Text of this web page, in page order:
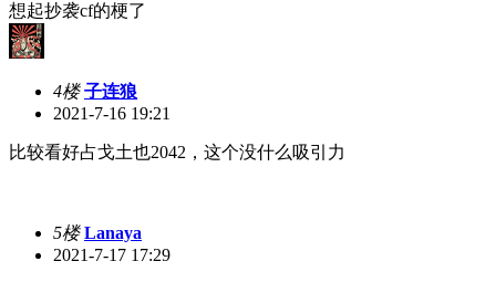
想起抄袭cf的梗了
4楼 子连狼
2021-7-16 19:21
比较看好占戈土也2042，这个没什么吸引力
5楼 Lanaya
2021-7-17 17:29